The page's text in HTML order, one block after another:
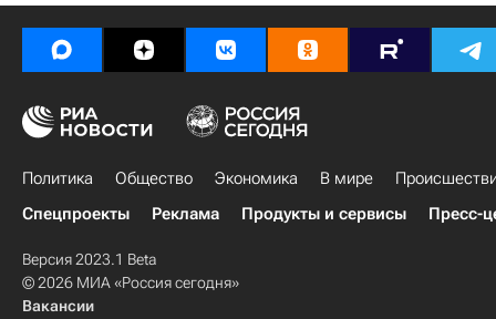
Политика Общество Экономика В мире
Спецпроекты
Реклама Продукты и сервисы Пресс-
Версия 2023.1 Beta
© 2026 МИА «Россия сегодня»
Вакансии